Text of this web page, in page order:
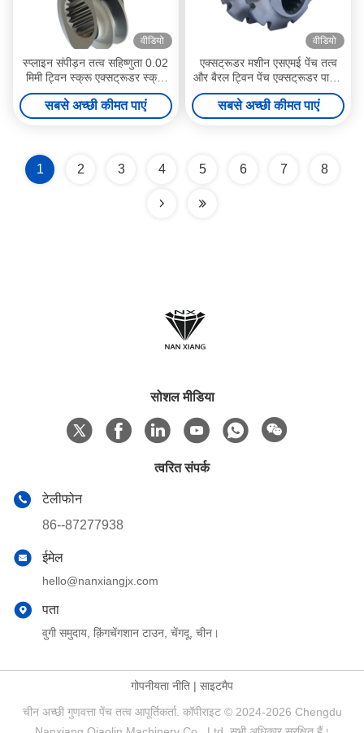
वीडियो
स्प्लाइन संपीड़न तत्व सहिष्णुता 0.02
मिमी ट्विन स्क्रू एक्सट्रूडर स्क्रू
तत्व खाद्य उद्योग के लिए
सबसे अच्छी कीमत पाएं
वीडियो
एक्सट्रूडर मशीन एसएमई पेंच तत्व
और बैरल ट्विन पेंच एक्सट्रूडर पार्ट्स
350 मिमी मिश्रण क्षेत्र
सबसे अच्छी कीमत पाएं
1 2 3 4 5 6 7 8
सोशल मीडिया
त्वरित संपर्क
टेलीफोन
86--87277938
ईमेल
hello@nanxiangjx.com
पता
वुगी समुदाय, क़िंगचेंगशान टाउन, चेंगदू, चीन।
गोपनीयता नीति | साइटमैप
चीन अच्छी गुणवत्ता पेंच तत्व आपूर्तिकर्ता. कॉपीराइट © 2024-2026 Chengdu